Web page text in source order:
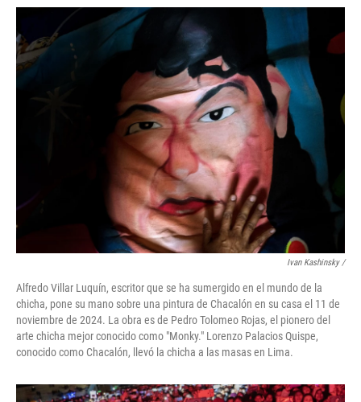
Ivan Kashinsky/
Alfredo Villar Luquín, escritor que se ha sumergido en el mundo de la
chicha, pone su mano sobre una pintura de Chacalón en su casa el 11 de
noviembre de 2024. La obra es de Pedro Tolomeo Rojas, el pionero del
arte chicha mejor conocido como "Monky." Lorenzo Palacios Quispe,
conocido como Chacalón, llevó la chicha a las masas en Lima.